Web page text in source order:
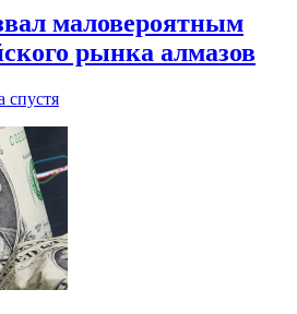
маловероятным
рынка алмазов
спустя